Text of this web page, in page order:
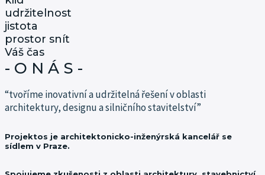
udržitelnost
jistota
prostor snít
Váš čas
- O N Á S -
“tvoříme inovativní a udržitelná řešení v oblasti
architektury, designu a silničního stavitelství”
Projektos je architektonicko-inženýrská kancelář se
sídlem v Praze.